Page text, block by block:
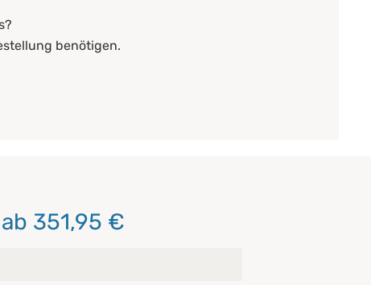
benötigen.
351,95 €